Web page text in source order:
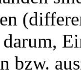
bzw.